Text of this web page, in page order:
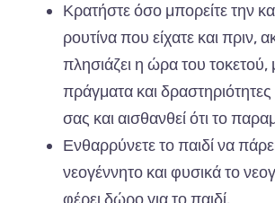
Κρατήστε όσο μπορείτε την
ρουτίνα που είχατε και πριν,
πλησιάζει η ώρα του τοκετού,
πράγματα και
σας και αισθανθεί ότι το
Ενθαρρύνετε το παιδί να
νεογέννητο και φυσικά το